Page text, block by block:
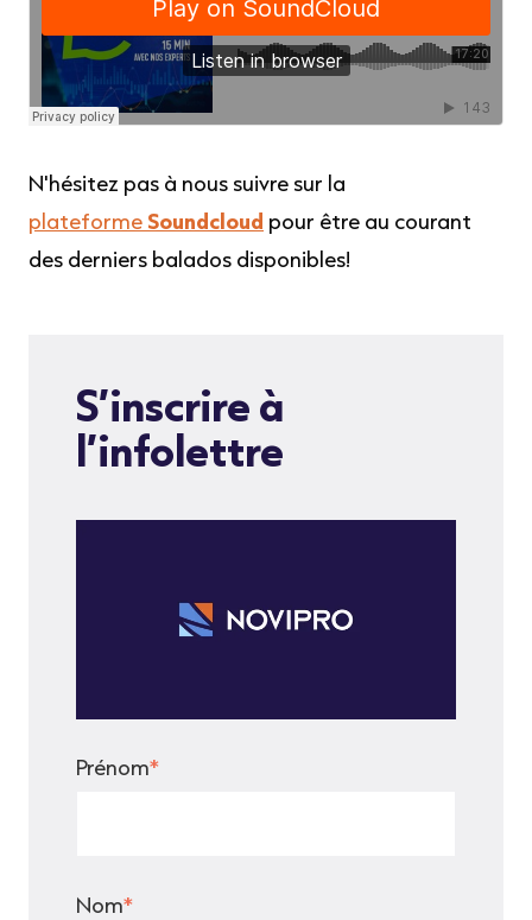
N'hésitez pas à nous suivre sur la
plateforme Soundcloud pour être au courant
des derniers balados disponibles!
S’inscrire à
l’infolettre
Prénom*
Nom*